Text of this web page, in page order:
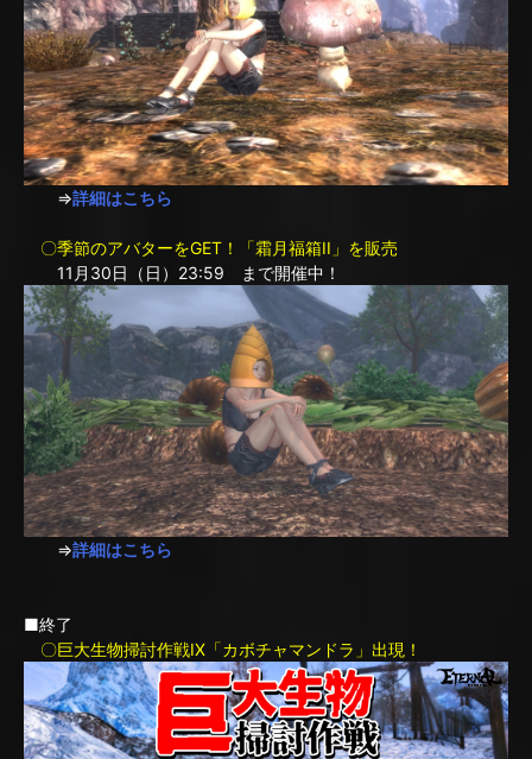
⇒詳細はこちら
〇季節のアバターをGET！「霜月福箱II」を販売
11月30日（日）23:59 まで開催中！
⇒詳細はこちら
■終了
〇巨大生物掃討作戦IX「カボチャマンドラ」出現！